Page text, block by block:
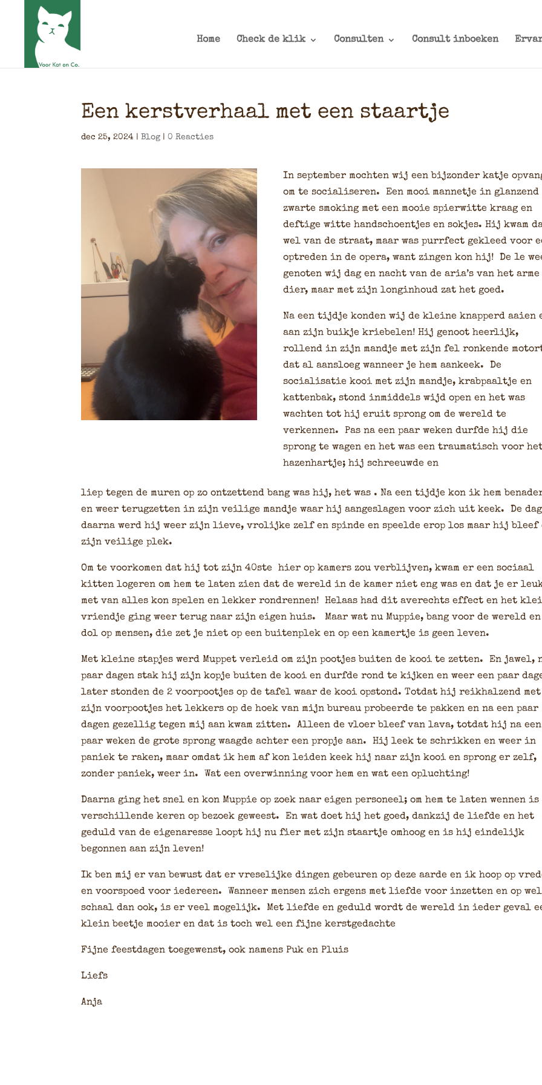
Home Check de klik Consulten Consult inboeken
Een kerstverhaal met een staartje
dec 25, 2024 | Blog |0 Reacties
In september mochten wij een bijzonder katje
om te socialiseren. Een mooi mannetje in glanzend
zwarte smoking met een mooie spierwitte kraag en
deftige witte handschoentjes en sokjes. Hij kwam
wel van de straat, maar was purrfect gekleed voor
optreden in de opera, want zingen kon hij! De 1e
genoten wij dag en nacht van de aria’s van het arme
dier, maar met zijn longinhoud zat het goed.
Na een tijdje konden wij de kleine knapperd aaien
aan zijn buikje kriebelen! Hij genoot heerlijk,
rollend in zijn mandje met zijn fel ronkende
dat al aansloeg wanneer je hem aankeek. De
socialisatie kooi met zijn mandje, krabpaaltje en
kattenbak, stond inmiddels wijd open en het was
wachten tot hij eruit sprong om de wereld te
verkennen. Pas na een paar weken durfde hij die
sprong te wagen en het was een traumatisch voor
hazenhartje; hij schreeuwde en
liep tegen de muren op zo ontzettend bang was hij, het was . Na een tijdje kon ik hem
en weer terugzetten in zijn veilige mandje waar hij aangeslagen voor zich uit keek. De
daarna werd hij weer zijn lieve, vrolijke zelf en spinde en speelde erop los maar hij bleef
zijn veilige plek.
Om te voorkomen dat hij tot zijn 40ste hier op kamers zou verblijven, kwam er een sociaal
kitten logeren om hem te laten zien dat de wereld in de kamer niet eng was en dat je er
met van alles kon spelen en lekker rondrennen! Helaas had dit averechts effect en het
vriendje ging weer terug naar zijn eigen huis. Maar wat nu Muppie, bang voor de wereld en
dol op mensen, die zet je niet op een buitenplek en op een kamertje is geen leven.
Met kleine stapjes werd Muppet verleid om zijn pootjes buiten de kooi te zetten. En jawel,
paar dagen stak hij zijn kopje buiten de kooi en durfde rond te kijken en weer een paar
later stonden de 2 voorpootjes op de tafel waar de kooi opstond. Totdat hij reikhalzend met
zijn voorpootjes het lekkers op de hoek van mijn bureau probeerde te pakken en na een paar
dagen gezellig tegen mij aan kwam zitten. Alleen de vloer bleef van lava, totdat hij na een
paar weken de grote sprong waagde achter een propje aan. Hij leek te schrikken en weer in
paniek te raken, maar omdat ik hem af kon leiden keek hij naar zijn kooi en sprong er zelf,
zonder paniek, weer in. Wat een overwinning voor hem en wat een opluchting!
Daarna ging het snel en kon Muppie op zoek naar eigen personeel; om hem te laten wennen
verschillende keren op bezoek geweest. En wat doet hij het goed, dankzij de liefde en het
geduld van de eigenaresse loopt hij nu fier met zijn staartje omhoog en is hij eindelijk
begonnen aan zijn leven!
Ik ben mij er van bewust dat er vreselijke dingen gebeuren op deze aarde en ik hoop op
en voorspoed voor iedereen. Wanneer mensen zich ergens met liefde voor inzetten en op
schaal dan ook, is er veel mogelijk. Met liefde en geduld wordt de wereld in ieder geval
klein beetje mooier en dat is toch wel een fijne kerstgedachte
Fijne feestdagen toegewenst, ook namens Puk en Pluis
Liefs
Anja